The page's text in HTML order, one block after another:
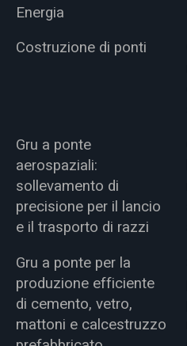
Energia
Costruzione di ponti
Gru a ponte
aerospaziali:
sollevamento di
precisione per il lancio
e il trasporto di razzi
Gru a ponte per la
produzione efficiente
di cemento, vetro,
mattoni e calcestruzzo